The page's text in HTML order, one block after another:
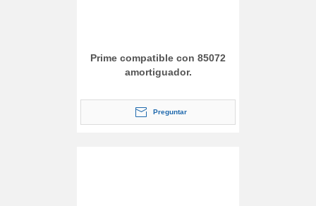
Prime compatible con 85072
amortiguador.
Preguntar